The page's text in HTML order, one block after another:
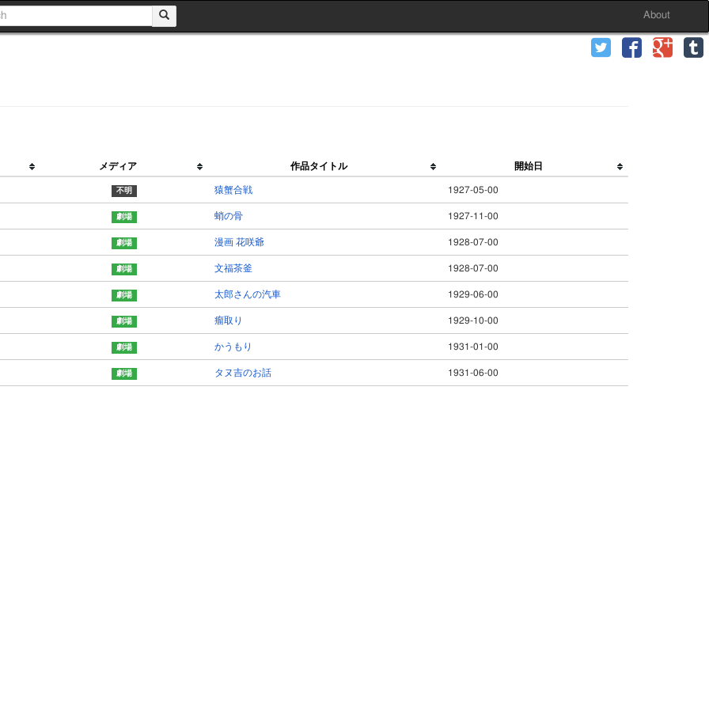
About
メディア 作品タイトル 開始日
猿蟹合戦 1927-05-00
蛸の骨 1927-11-00
漫画 花咲爺 1928-07-00
文福茶釜 1928-07-00
太郎さんの汽車 1929-06-00
瘤取り 1929-10-00
かうもり 1931-01-00
タヌ吉のお話 1931-06-00